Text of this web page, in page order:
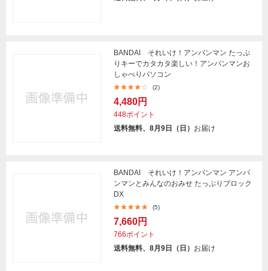
BANDAI それいけ！アンパンマン たっぷ
りキーでカタカタ楽しい！アンパンマンお
しゃべりパソコン
(2)
4,480円
448ポイント
送料無料、8月9日（日） お届け
BANDAI それいけ！アンパンマン アンパ
ンマンとみんなのおみせ たっぷりブロック
DX
(5)
7,660円
766ポイント
送料無料、8月9日（日） お届け